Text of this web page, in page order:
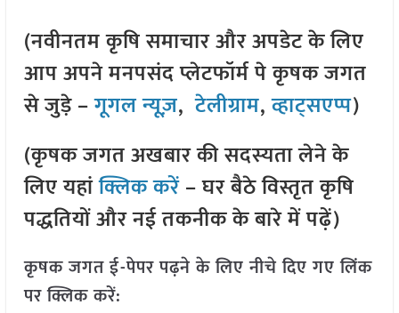
(नवीनतम कृषि समाचार और अपडेट के लिए
आप अपने मनपसंद प्लेटफॉर्म पे कृषक जगत
से जुड़े –गूगल न्यूज़,टेलीग्राम,व्हाट्सएप्प)
(कृषक जगत अखबार की सदस्यता लेने के
लिए यहांक्लिक करें– घर बैठे विस्तृत कृषि
पद्धतियों और नई तकनीक के बारे में पढ़ें)
कृषक जगत ई-पेपर पढ़ने के लिए नीचे दिए गए लिंक
पर क्लिक करें: